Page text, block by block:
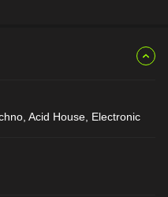
Acid House, Electronic